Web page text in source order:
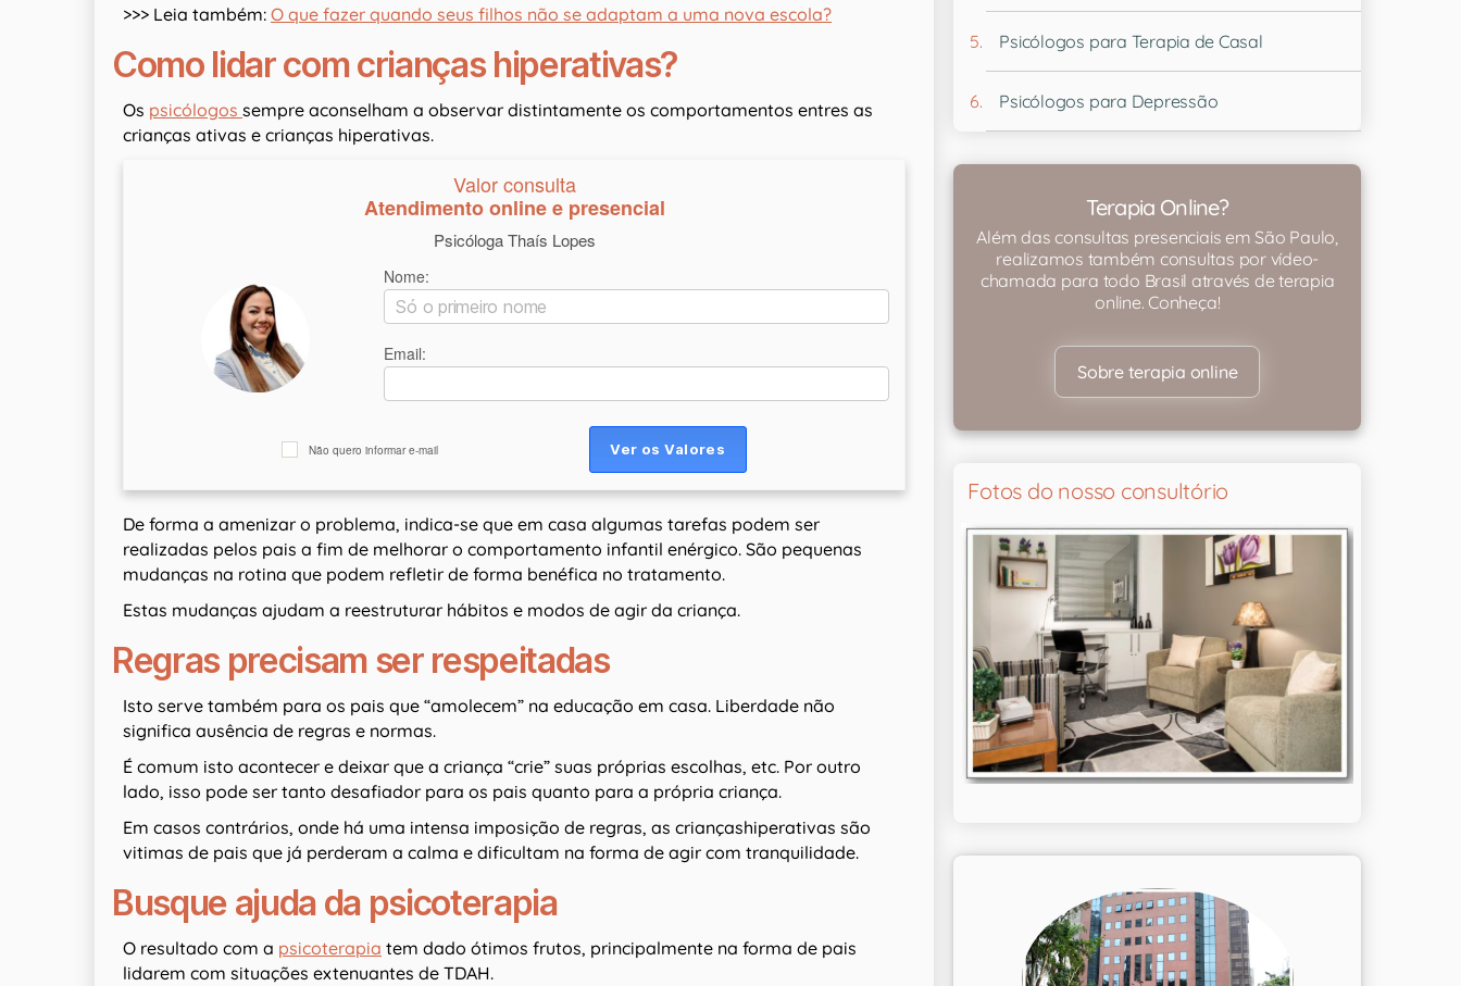
>>> Leia também: O que fazer quando seus filhos não se adaptam a uma nova escola?
Como lidar com crianças hiperativas?
Os psicólogos sempre aconselham a observar distintamente os comportamentos entres as
crianças ativas e crianças hiperativas.
Valor consulta
Atendimento online e presencial
Psicóloga Thaís Lopes
Nome:
Email:
Não quero informar e-mail
De forma a amenizar o problema, indica-se que em casa algumas tarefas podem ser
realizadas pelos pais a fim de melhorar o comportamento infantil enérgico. São pequenas
mudanças na rotina que podem refletir de forma benéfica no tratamento.
Estas mudanças ajudam a reestruturar hábitos e modos de agir da criança.
Regras precisam ser respeitadas
Isto serve também para os pais que “amolecem” na educação em casa. Liberdade não
significa ausência de regras e normas.
É comum isto acontecer e deixar que a criança “crie” suas próprias escolhas, etc. Por outro
lado, isso pode ser tanto desafiador para os pais quanto para a própria criança.
Em casos contrários, onde há uma intensa imposição de regras, as criançashiperativas são
vitimas de pais que já perderam a calma e dificultam na forma de agir com tranquilidade.
Busque ajuda da psicoterapia
O resultado com a psicoterapia tem dado ótimos frutos, principalmente na forma de pais
lidarem com situações extenuantes de TDAH.
Psicólogos para Terapia de Casal
Psicólogos para Depressão
Terapia Online?
Além das consultas presenciais em São Paulo,
realizamos também consultas por vídeo-
chamada para todo Brasil através de terapia
online. Conheça!
Sobre terapia online
Fotos do nosso consultório